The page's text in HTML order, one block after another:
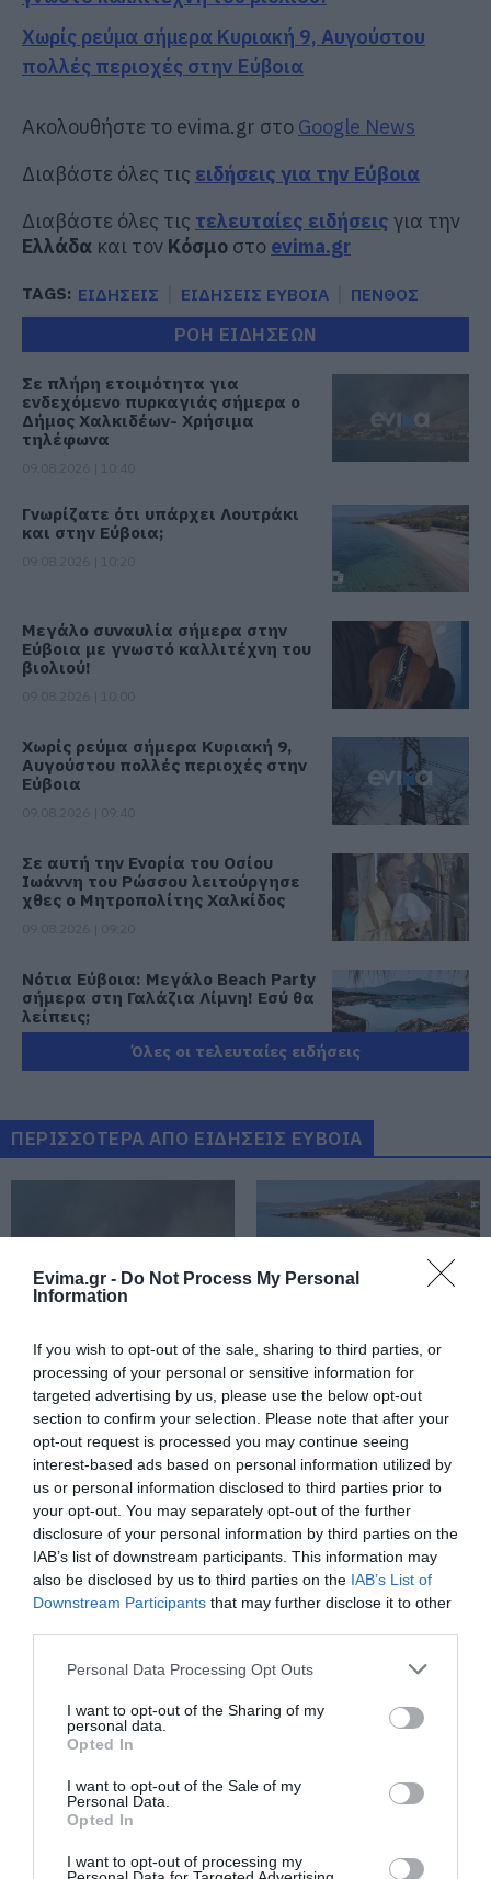
Evima.gr - Do Not Process My Personal
Information
If you wish to opt-out of the sale, sharing to third parties, or
processing of your personal or sensitive information for
targeted advertising by us, please use the below opt-out
section to confirm your selection. Please note that after your
opt-out request is processed you may continue seeing
interest-based ads based on personal information utilized by
us or personal information disclosed to third parties prior to
your opt-out. You may separately opt-out of the further
disclosure of your personal information by third parties on the
IAB’s list of downstream participants. This information may
also be disclosed by us to third parties on the IAB’s List of
Downstream Participants that may further disclose it to other
Please note that this website/app uses one or more Google
not limited to your visit or usage behaviour. You may click to
grant or deny consent to Google and its third-party tags to
use your data for below specified purposes in below Google
consent section.
Personal Data Processing Opt Outs
I want to opt-out of the Sharing of my
personal data.
Opted In
I want to opt-out of the Sale of my
Personal Data.
Opted In
I want to opt-out of processing my
Χωρίς ρεύμα σήμερα Κυριακή 9, Αυγούστου
πολλές περιοχές στην Εύβοια
Ακολουθήστε το evima.gr στο Google News
Διαβάστε όλες τις ειδήσεις για την Εύβοια
Διαβάστε όλες τις τελευταίες ειδήσεις για την
Ελλάδα και τον Κόσμο στο evima.gr
TAGS: ΕΙΔΗΣΕΙΣ ΕΙΔΗΣΕΙΣ ΕΥΒΟΙΑ ΠΕΝΘΟΣ
ΡΟΗ ΕΙΔΗΣΕΩΝ
Σε πλήρη ετοιμότητα για
ενδεχόμενο πυρκαγιάς σήμερα ο
Δήμος Χαλκιδέων- Χρήσιμα
τηλέφωνα
Γνωρίζατε ότι υπάρχει Λουτράκι
και στην Εύβοια;
Μεγάλο συναυλία σήμερα στην
Εύβοια με γνωστό καλλιτέχνη του
βιολιού!
Χωρίς ρεύμα σήμερα Κυριακή 9,
Αυγούστου πολλές περιοχές στην
Εύβοια
Σε αυτή την Ενορία του Οσίου
Ιωάννη του Ρώσσου λειτούργησε
χθες ο Μητροπολίτης Χαλκίδος
Νότια Εύβοια: Μεγάλο Beach Party
σήμερα στη Γαλάζια Λίμνη! Εσύ θα
λείπεις;
09.08.2026 | 09:00
09.08.2026 | 08:40
στην Εύβοια – Τι απαγορεύεται
09.08.2026 | 08:00
Φωτιά στην Εύβοια σε ξερά χόρτα
09.08.2026 | 00:10
Ρίγη συγκίνησης στην Εύβοια! Η
Ιερά Μονή Οσίου Δαυΐδ έλαμψε
στη μεγάλη πανήγυρη της
Μεταμορφώσεως
ενεργειακή αναβάθμιση του 4ου
Δημοτικού Σχολείου Λιβαδειάς
08.08.2026 | 20:40
Εύβοια: Τέλος στις παράνομες
χωματερές – Έρχονται πρόστιμα
08.08.2026 | 20:20
Όλες οι τελευταίες ειδήσεις
ΠΕΡΙΣΣΟΤΕΡΑ ΑΠΟ ΕΙΔΗΣΕΙΣ ΕΥΒΟΙΑ
Σε πλήρη ετοιμότητα
για ενδεχόμενο
πυρκαγιάς σήμερα ο
Δήμος Χαλκιδέων-
Χρήσιμα τηλέφωνα
Γνωρίζατε ότι υπάρχει
Λουτράκι και στην
Εύβοια;
σήμερα στην Εύβοια με
βιολιού!
Κυριακή 9, Αυγούστου
Εύβοια